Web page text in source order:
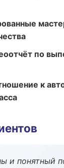
по
к
и понятный